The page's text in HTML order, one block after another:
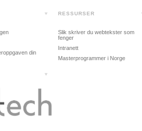
din
RESSURSER
Slik skriver du webtekster som
fenger
Intranett
Masterprogrammer i Norge